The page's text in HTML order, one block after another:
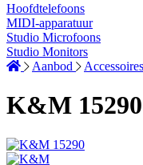
Hoofdtelefoons
MIDI-apparatuur
Studio Microfoons
Studio Monitors
Aanbod
Accessoires
K&M 15290